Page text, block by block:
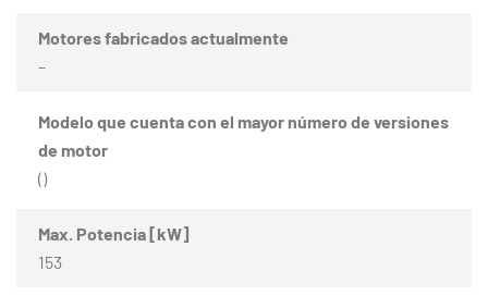
Motores fabricados actualmente
–
Modelo que cuenta con el mayor número de versiones
de motor
()
Max. Potencia [kW]
153